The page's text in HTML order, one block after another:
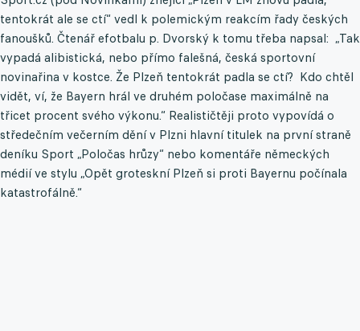
tentokrát ale se ctí“ vedl k polemickým reakcím řady českých
fanoušků. Čtenář efotbalu p. Dvorský k tomu třeba napsal: „Tak
vypadá alibistická, nebo přímo falešná, česká sportovní
novinařina v kostce. Že Plzeň tentokrát padla se ctí? Kdo chtěl
vidět, ví, že Bayern hrál ve druhém poločase maximálně na
třicet procent svého výkonu.“ Realističtěji proto vypovídá o
středečním večerním dění v Plzni hlavní titulek na první straně
deníku Sport „Poločas hrůzy“ nebo komentáře německých
médií ve stylu „Opět groteskní Plzeň si proti Bayernu počínala
katastrofálně.“